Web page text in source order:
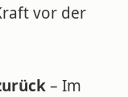
vor der
– Im